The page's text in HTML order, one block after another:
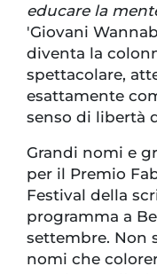
educare la
'Giovani
diventa la
spettacolare,
esattamente
senso di libertà
Grandi nomi e
per il Premio
Festival della
programma a
settembre. Non
nomi che